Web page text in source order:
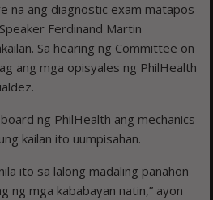
na ang diagnostic exam matapos
Ferdinand Martin
Sa hearing ng Committee on
ang mga opisyales ng PhilHealth
ng PhilHealth ang mechanics
kailan ito uumpisahan.
ito sa lalong madaling panahon
ng mga kababayan natin,” ayon